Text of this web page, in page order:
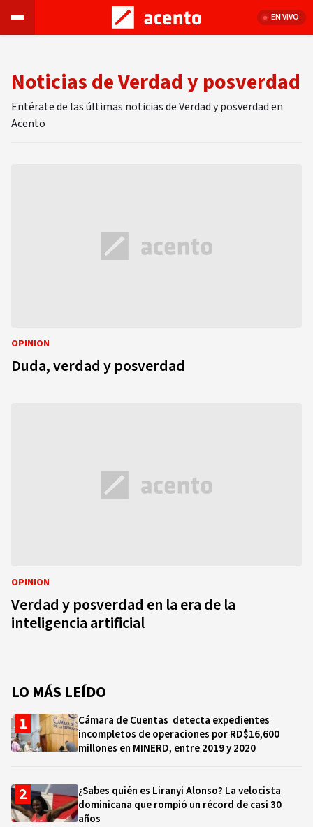
EN VIVO
Noticias de Verdad y posverdad
Entérate de las últimas noticias de Verdad y posverdad en
Acento
OPINIÓN
Duda, verdad y posverdad
OPINIÓN
Verdad y posverdad en la era de la
inteligencia artificial
LO MÁS LEÍDO
Cámara de Cuentas detecta expedientes
incompletos de operaciones por RD$16,600
millones en MINERD, entre 2019 y 2020
¿Sabes quién es Liranyi Alonso? La velocista
dominicana que rompió un récord de casi 30
años